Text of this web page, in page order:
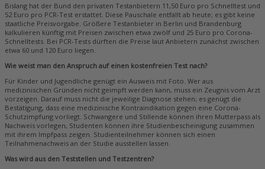
Bislang hat der Bund den privaten Testanbietern 11,50 Euro pro Schnelltest und
52 Euro pro PCR-Test erstattet. Diese Pauschale entfällt ab heute; es gibt keine
staatliche Preisvorgabe. Größere Testanbieter in Berlin und Brandenburg
kalkulieren künftig mit Preisen zwischen etwa zwölf und 25 Euro pro Corona-
Schnelltests. Bei PCR-Tests dürften die Preise laut Anbietern zunächst zwischen
etwa 60 und 120 Euro liegen.
Wie weist man den Anspruch auf einen kostenfreien Test nach?
Für Kinder und Jugendliche genügt ein Ausweis mit Foto. Wer aus
medizinischen Gründen nicht geimpft werden kann, muss ein Zeugnis vom Arzt
vorzeigen. Darauf muss nicht die jeweilige Diagnose stehen; es genügt die
Bestätigung, dass eine medizinische Kontraindikation gegen eine Corona-
Schutzimpfung vorliegt. Schwangere und Stillende können ihren Mutterpass als
Nachweis vorlegen, Studenten können ihre Studienbescheinigung zusammen
mit ihrem Impfpass zeigen. Studienteilnehmer können sich einen
Teilnahmenachweis an der Studie ausstellen lassen.
Was wird aus den Teststellen und Testzentren?